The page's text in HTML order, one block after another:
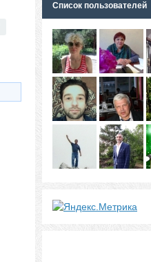
Список пользователей